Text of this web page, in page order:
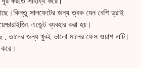
সালফেটের জন্য ত্বক যেন বেশি ড্রাই
এজেন্ট ব্যবহার করা হয়।
, তাদের জন্য খুবই ভালো মানের ফেস ওয়াশ এটি।